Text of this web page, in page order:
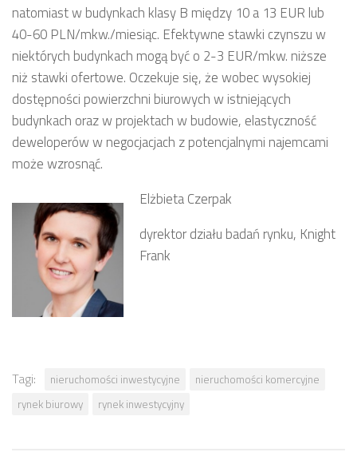
natomiast w budynkach klasy B między 10 a 13 EUR lub
40-60 PLN/mkw./miesiąc. Efektywne stawki czynszu w
niektórych budynkach mogą być o 2-3 EUR/mkw. niższe
niż stawki ofertowe. Oczekuje się, że wobec wysokiej
dostępności powierzchni biurowych w istniejących
budynkach oraz w projektach w budowie, elastyczność
deweloperów w negocjacjach z potencjalnymi najemcami
może wzrosnąć.
Elżbieta Czerpak
dyrektor działu badań rynku, Knight
Frank
Tagi: nieruchomości inwestycyjne
nieruchomości komercyjne
rynek biurowy
rynek inwestycyjny